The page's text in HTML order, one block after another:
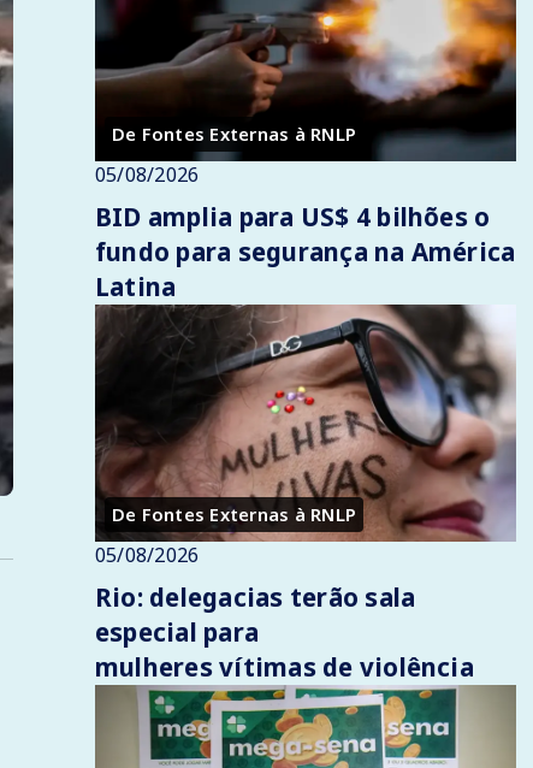
De Fontes Externas à RNLP
05/08/2026
BID amplia para US$ 4 bilhões o
fundo para segurança na América
Latina
De Fontes Externas à RNLP
05/08/2026
Rio: delegacias terão sala
especial para
mulheres vítimas de violência